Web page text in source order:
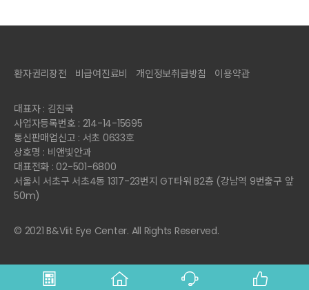
환자권리장전 비급여진료비 개인정보취급방침 이용약관
대표자 : 김진국
사업자등록번호 : 214-14-15695
통신판매업신고 : 서초 0633호
상호명 : 비앤빛안과
대표전화 : 02-501-6800
서울시 서초구 서초4동 1317-23번지 GT타워 B2층 (강남역 9번출구 앞
50m)
© 2021 B&Viit Eye Center. All Rights Reserved.